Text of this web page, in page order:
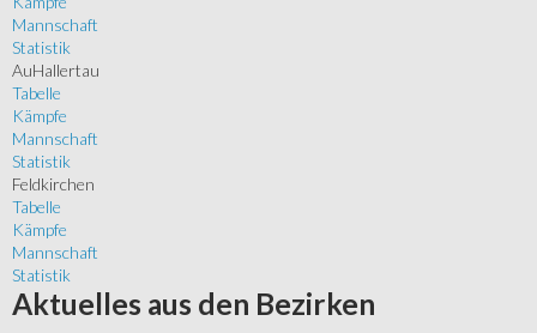
Mannschaft
Statistik
AuHallertau
Tabelle
Kämpfe
Mannschaft
Statistik
Feldkirchen
Tabelle
Kämpfe
Mannschaft
Statistik
Aktuelles aus den Bezirken